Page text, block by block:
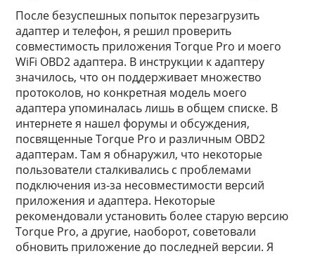
После безуспешных попыток перезагрузить
адаптер и телефон, я решил проверить
совместимость приложения Torque Pro и моего
WiFi OBD2 адаптера. В инструкции к адаптеру
значилось, что он поддерживает множество
протоколов, но конкретная модель моего
адаптера упоминалась лишь в общем списке. В
интернете я нашел форумы и обсуждения,
посвященные Torque Pro и различным OBD2
адаптерам. Там я обнаружил, что некоторые
пользователи сталкивались с проблемами
подключения из-за несовместимости версий
приложения и адаптера. Некоторые
рекомендовали установить более старую версию
Torque Pro, а другие, наоборот, советовали
обновить приложение до последней версии. Я